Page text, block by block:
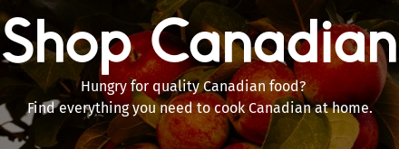
Shop Canadian
Hungry for quality Canadian food?
Find everything you need to cook Canadian at home.